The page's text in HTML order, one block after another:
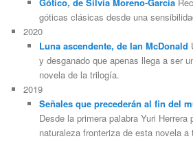
góticas clásicas desde una
2020
Luna ascendente, de Ian McDonald
y desganado que apenas llega a ser
novela de la trilogía.
2019
Señales que precederán al fin del
Desde la primera palabra Yuri
naturaleza fronteriza de esta novela a